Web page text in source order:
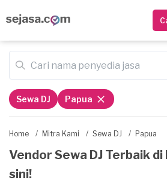
Home / Mitra Kami / Sewa DJ / Papua
Vendor Sewa DJ Terbaik di
sini!
Sewa DJ Papua